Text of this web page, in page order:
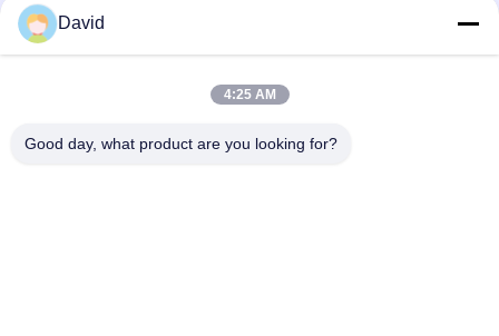
তেল ভাল ড্রিলিং রোড ব্রেক ব্লক বোনা ব্রেক লাইনিং ড্রিলিং মেশিনের জন্য
অ্যাসবেস্ট মুক্ত বোনা ব্রেক আস্তরণ বোনা ব্রেক ব্লক বোনা ব্রেক প্যাড তেল পুঁজ খনির
David
4:25 AM
Good day, what product are you looking for?